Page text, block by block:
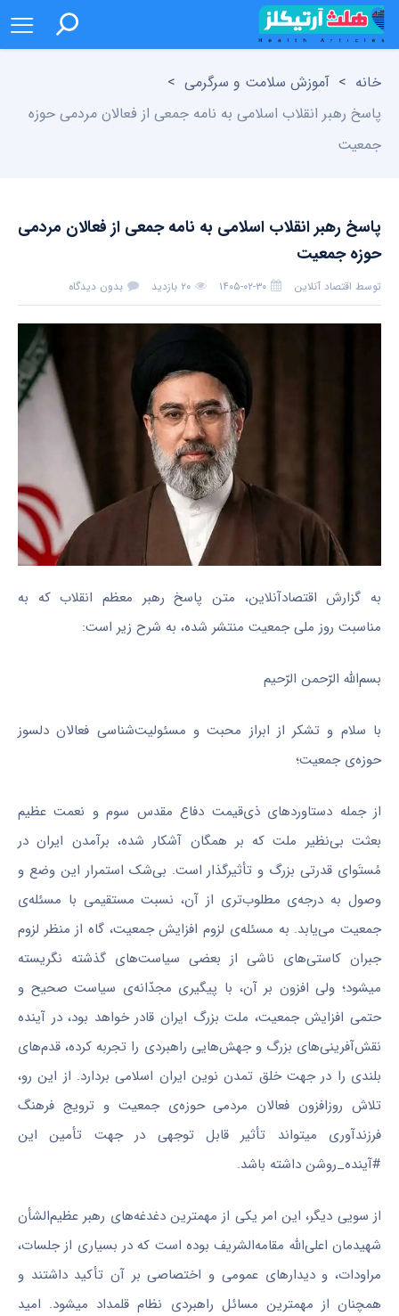
خانه > آموزش سلامت و سرگرمی >
پاسخ رهبر انقلاب اسلامی به نامه جمعی از فعالان مردمی حوزه
جمعیت
پاسخ رهبر انقلاب اسلامی به نامه جمعی از فعالان مردمی
حوزه جمعیت
توسط اقتصاد آنلاین ۱۴۰۵-۰۲-۳۰ ۲۰ بازدید بدون دیدگاه
به گزارش اقتصادآنلاین، متن پاسخ رهبر معظم انقلاب که به
مناسبت روز ملی جمعیت منتشر شده، به شرح زیر است:
بسم‌الله الرّحمن الرّحیم
با سلام و تشکر از ابراز محبت و مسئولیت‌شناسی فعالان دلسوز
حوزه‌ی جمعیت؛
از جمله دستاورد‌های ذی‌قیمت دفاع مقدس سوم و نعمت عظیم
بعثت بی‌نظیر ملت که بر همگان آشکار شده، برآمدن ایران در
مُستَوای قدرتی بزرگ و تأثیرگذار است. بی‌شک استمرار این وضع و
وصول به درجه‌ی مطلوب‌تری از آن، نسبت مستقیمی با مسئله‌ی
جمعیت می‌یابد. به مسئله‌ی لزوم افزایش جمعیت، گاه از منظر لزوم
جبران کاستی‌های ناشی از بعضی سیاست‌های گذشته نگریسته
میشود؛ ولی افزون بر آن، با پیگیری مجدّانه‌ی سیاست صحیح و
حتمی افزایش جمعیت، ملت بزرگ ایران قادر خواهد بود، در آینده
نقش‌آفرینی‌های بزرگ و جهش‌هایی راهبردی را تجربه کرده، قدم‌های
بلندی را در جهت خلق تمدن نوین ایران اسلامی بردارد. از این رو،
تلاش روزافزون فعالان مردمی حوزه‌ی جمعیت و ترویج فرهنگ
فرزندآوری میتواند تأثیر قابل توجهی در جهت تأمین این
#آینده‌_روشن داشته باشد.
از سویی دیگر، این امر یکی از مهمترین دغدغه‌های رهبر عظیم‌الشأن
شهیدمان اعلی‌الله مقامه‌الشریف بوده است که در بسیاری از جلسات،
مراودات، و دیدار‌های عمومی و اختصاصی بر آن تأکید داشتند و
همچنان از مهمترین مسائل راهبردی نظام قلمداد میشود. امید